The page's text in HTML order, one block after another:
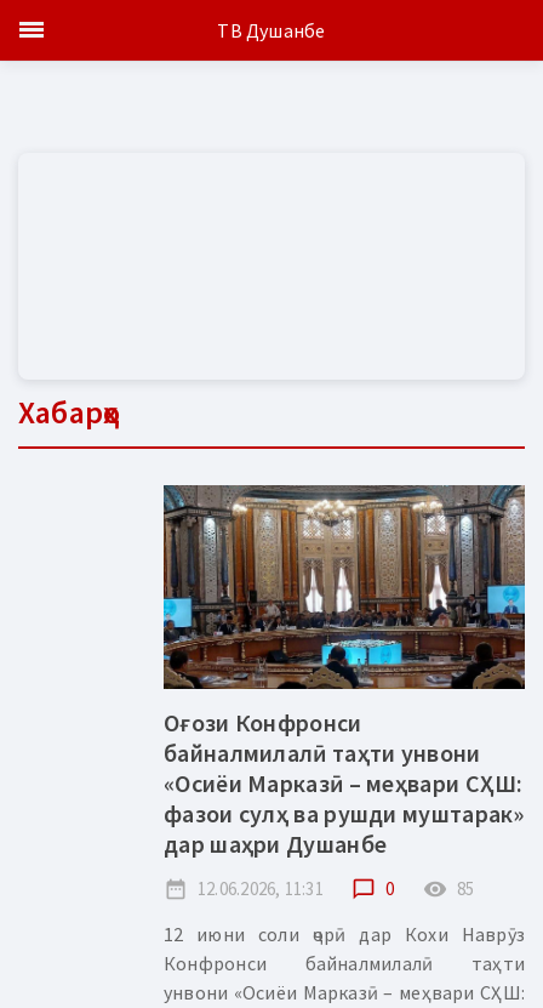
Хабарҳо
Оғози Конфронси
байналмилалӣ таҳти унвони
«Осиёи Марказӣ – меҳвари СҲШ:
фазои сулҳ ва рушди муштарак»
дар шаҳри Душанбе
date_range 12.06.2026, 11:31 chat_bubble_outline 0 remove_red_eye 85
12 июни соли ҷорӣ дар Кохи Наврӯз
Конфронси байналмилалӣ таҳти
унвони «Осиёи Марказӣ – меҳвари СҲШ:
ТВ Душанбе